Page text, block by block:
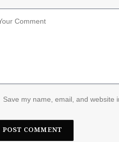
Save my name, email, and website